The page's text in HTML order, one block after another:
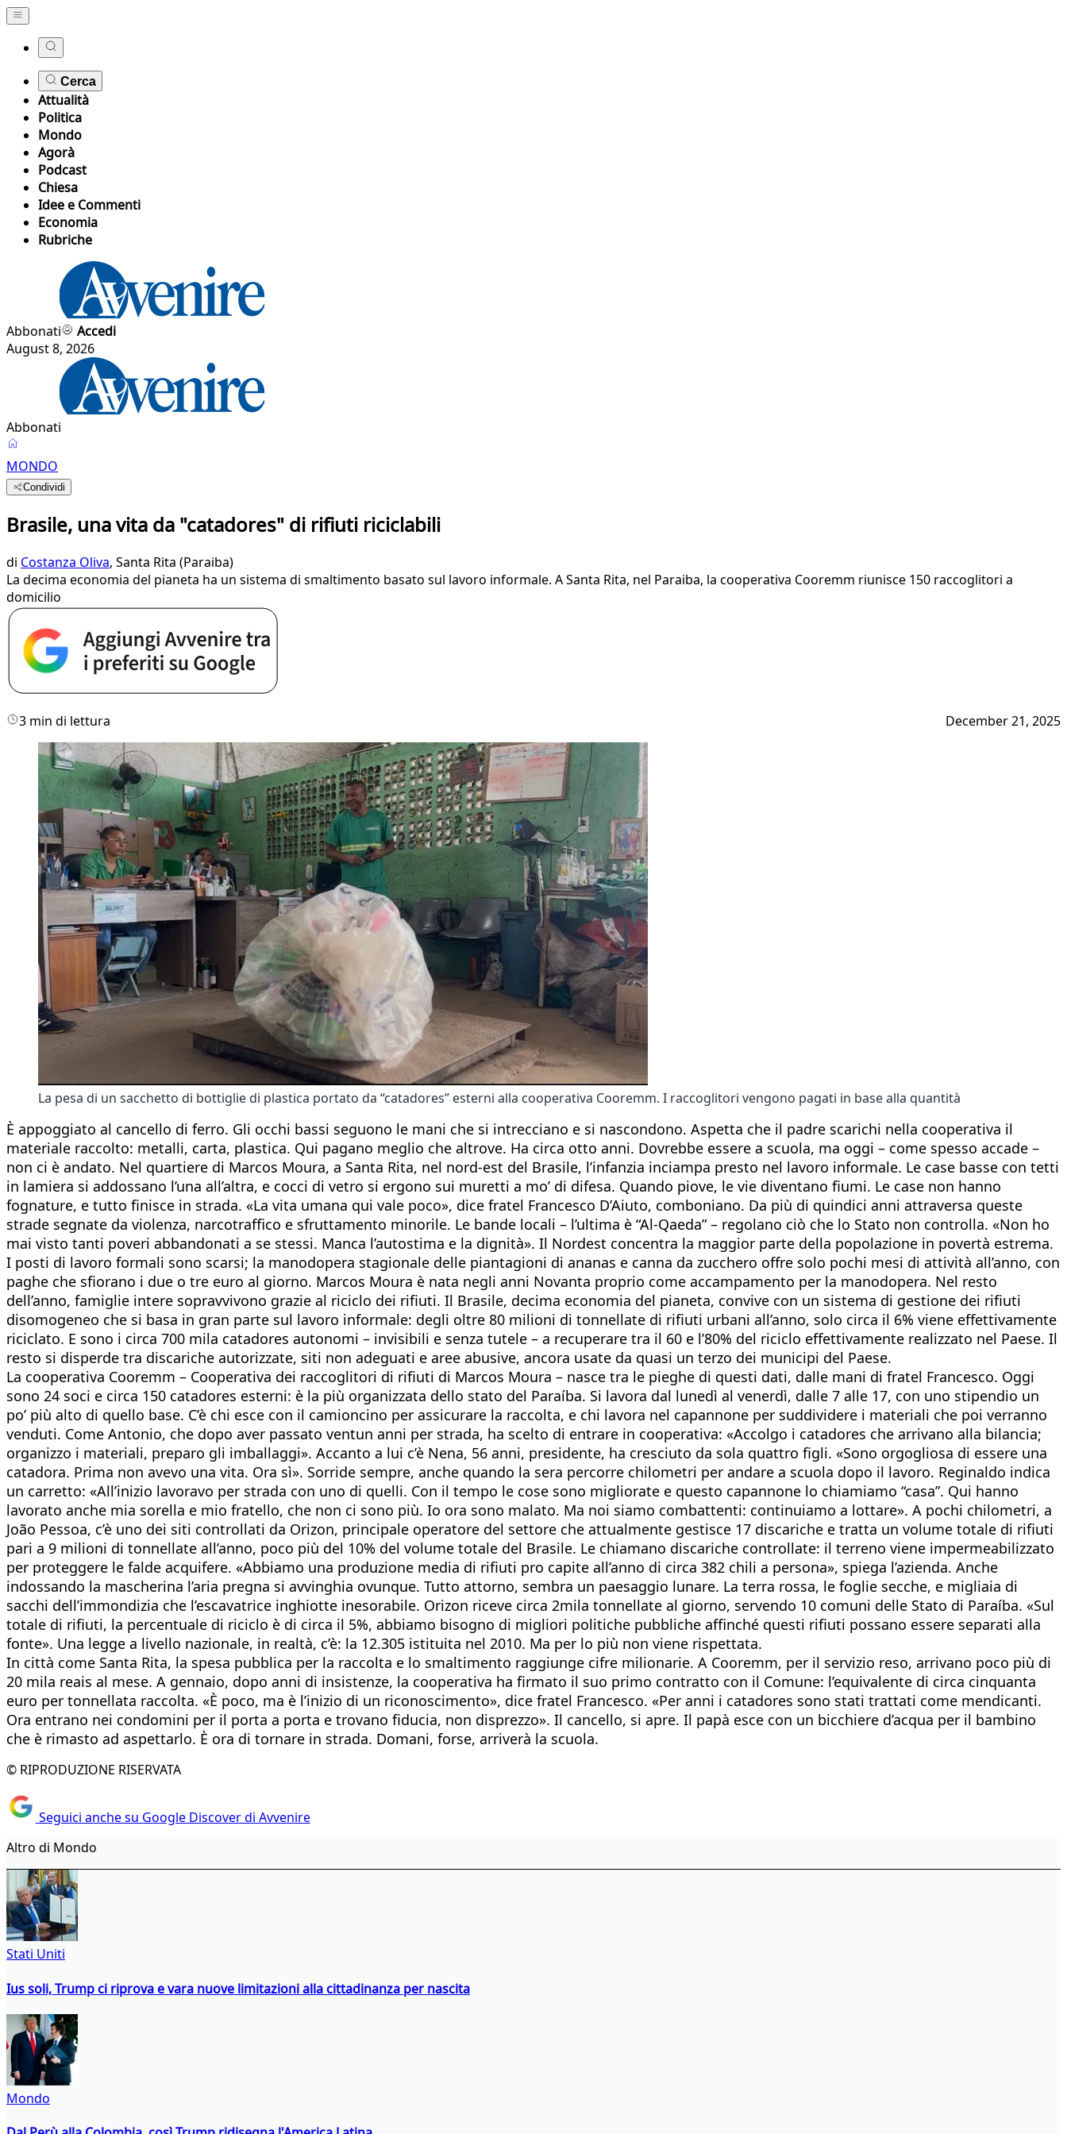
Cerca
Attualità
Politica
Mondo
Agorà
Podcast
Chiesa
Idee e Commenti
Economia
Rubriche
Abbonati
Accedi
August 8, 2026
Abbonati
MONDO
Condividi
Brasile, una vita da "catadores" di rifiuti riciclabili
di Costanza Oliva, Santa Rita (Paraiba)
La decima economia del pianeta ha un sistema di smaltimento basato sul lavoro informale. A Santa Rita, nel Paraiba, la cooperativa Cooremm riunisce 150 raccoglitori a
domicilio
3 min di lettura December 21, 2025
La pesa di un sacchetto di bottiglie di plastica portato da “catadores” esterni alla cooperativa Cooremm. I raccoglitori vengono pagati in base alla quantità
È appoggiato al cancello di ferro. Gli occhi bassi seguono le mani che si intrecciano e si nascondono. Aspetta che il padre scarichi nella cooperativa il
materiale raccolto: metalli, carta, plastica. Qui pagano meglio che altrove. Ha circa otto anni. Dovrebbe essere a scuola, ma oggi – come spesso accade –
non ci è andato. Nel quartiere di Marcos Moura, a Santa Rita, nel nord-est del Brasile, l’infanzia inciampa presto nel lavoro informale. Le case basse con tetti
in lamiera si addossano l’una all’altra, e cocci di vetro si ergono sui muretti a mo’ di difesa. Quando piove, le vie diventano fiumi. Le case non hanno
fognature, e tutto finisce in strada. «La vita umana qui vale poco», dice fratel Francesco D’Aiuto, comboniano. Da più di quindici anni attraversa queste
strade segnate da violenza, narcotraffico e sfruttamento minorile. Le bande locali – l’ultima è “Al-Qaeda” – regolano ciò che lo Stato non controlla. «Non ho
mai visto tanti poveri abbandonati a se stessi. Manca l’autostima e la dignità». Il Nordest concentra la maggior parte della popolazione in povertà estrema.
I posti di lavoro formali sono scarsi; la manodopera stagionale delle piantagioni di ananas e canna da zucchero offre solo pochi mesi di attività all’anno, con
paghe che sfiorano i due o tre euro al giorno. Marcos Moura è nata negli anni Novanta proprio come accampamento per la manodopera. Nel resto
dell’anno, famiglie intere sopravvivono grazie al riciclo dei rifiuti. Il Brasile, decima economia del pianeta, convive con un sistema di gestione dei rifiuti
disomogeneo che si basa in gran parte sul lavoro informale: degli oltre 80 milioni di tonnellate di rifiuti urbani all’anno, solo circa il 6% viene effettivamente
riciclato. E sono i circa 700 mila catadores autonomi – invisibili e senza tutele – a recuperare tra il 60 e l’80% del riciclo effettivamente realizzato nel Paese. Il
resto si disperde tra discariche autorizzate, siti non adeguati e aree abusive, ancora usate da quasi un terzo dei municipi del Paese.
La cooperativa Cooremm – Cooperativa dei raccoglitori di rifiuti di Marcos Moura – nasce tra le pieghe di questi dati, dalle mani di fratel Francesco. Oggi
sono 24 soci e circa 150 catadores esterni: è la più organizzata dello stato del Paraíba. Si lavora dal lunedì al venerdì, dalle 7 alle 17, con uno stipendio un
po’ più alto di quello base. C’è chi esce con il camioncino per assicurare la raccolta, e chi lavora nel capannone per suddividere i materiali che poi verranno
venduti. Come Antonio, che dopo aver passato ventun anni per strada, ha scelto di entrare in cooperativa: «Accolgo i catadores che arrivano alla bilancia;
organizzo i materiali, preparo gli imballaggi». Accanto a lui c’è Nena, 56 anni, presidente, ha cresciuto da sola quattro figli. «Sono orgogliosa di essere una
catadora. Prima non avevo una vita. Ora sì». Sorride sempre, anche quando la sera percorre chilometri per andare a scuola dopo il lavoro. Reginaldo indica
un carretto: «All’inizio lavoravo per strada con uno di quelli. Con il tempo le cose sono migliorate e questo capannone lo chiamiamo “casa”. Qui hanno
lavorato anche mia sorella e mio fratello, che non ci sono più. Io ora sono malato. Ma noi siamo combattenti: continuiamo a lottare». A pochi chilometri, a
João Pessoa, c’è uno dei siti controllati da Orizon, principale operatore del settore che attualmente gestisce 17 discariche e tratta un volume totale di rifiuti
pari a 9 milioni di tonnellate all’anno, poco più del 10% del volume totale del Brasile. Le chiamano discariche controllate: il terreno viene impermeabilizzato
per proteggere le falde acquifere. «Abbiamo una produzione media di rifiuti pro capite all’anno di circa 382 chili a persona», spiega l’azienda. Anche
indossando la mascherina l’aria pregna si avvinghia ovunque. Tutto attorno, sembra un paesaggio lunare. La terra rossa, le foglie secche, e migliaia di
sacchi dell’immondizia che l’escavatrice inghiotte inesorabile. Orizon riceve circa 2mila tonnellate al giorno, servendo 10 comuni delle Stato di Paraíba. «Sul
totale di rifiuti, la percentuale di riciclo è di circa il 5%, abbiamo bisogno di migliori politiche pubbliche affinché questi rifiuti possano essere separati alla
fonte». Una legge a livello nazionale, in realtà, c’è: la 12.305 istituita nel 2010. Ma per lo più non viene rispettata.
In città come Santa Rita, la spesa pubblica per la raccolta e lo smaltimento raggiunge cifre milionarie. A Cooremm, per il servizio reso, arrivano poco più di
20 mila reais al mese. A gennaio, dopo anni di insistenze, la cooperativa ha firmato il suo primo contratto con il Comune: l’equivalente di circa cinquanta
euro per tonnellata raccolta. «È poco, ma è l’inizio di un riconoscimento», dice fratel Francesco. «Per anni i catadores sono stati trattati come mendicanti.
Ora entrano nei condomini per il porta a porta e trovano fiducia, non disprezzo». Il cancello, si apre. Il papà esce con un bicchiere d’acqua per il bambino
che è rimasto ad aspettarlo. È ora di tornare in strada. Domani, forse, arriverà la scuola.
© RIPRODUZIONE RISERVATA
Seguici anche su Google Discover di Avvenire
Altro di Mondo
Stati Uniti
Ius soli, Trump ci riprova e vara nuove limitazioni alla cittadinanza per nascita
Mondo